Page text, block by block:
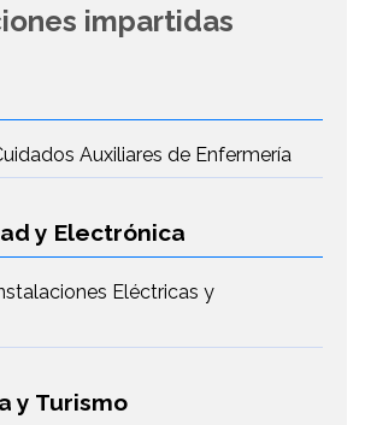
impartidas
Auxiliares de Enfermería
y Electrónica
Eléctricas y
y Turismo